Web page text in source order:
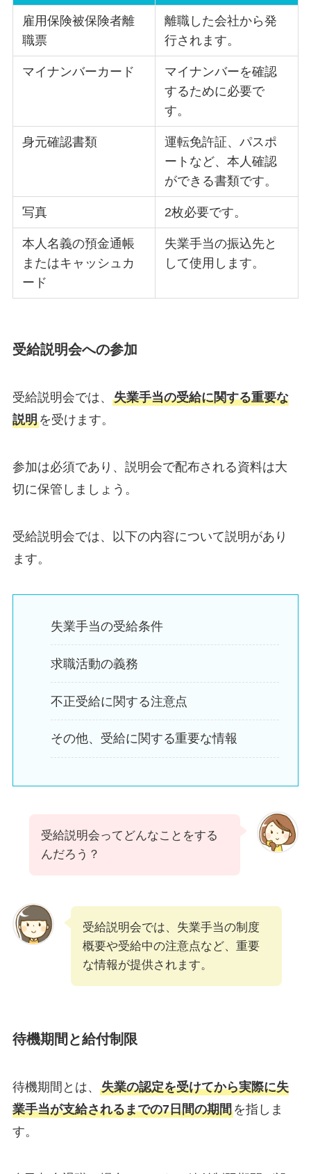
雇用保険被保険者離
職票
離職した会社から発
行されます。
マイナンバーカード
マイナンバーを確認
するために必要で
す。
身元確認書類
運転免許証、パスポ
ートなど、本人確認
ができる書類です。
写真 2枚必要です。
本人名義の預金通帳
またはキャッシュカ
ード
失業手当の振込先と
して使用します。
受給説明会への参加
受給説明会では、 失業手当の受給に関する重要な
説明を受けます。
参加は必須であり、説明会で配布される資料は大
切に保管しましょう。
受給説明会では、以下の内容について説明があり
ます。
失業手当の受給条件
求職活動の義務
不正受給に関する注意点
その他、受給に関する重要な情報
受給説明会ってどんなことをする
んだろう？
受給説明会では、失業手当の制度
概要や受給中の注意点など、重要
な情報が提供されます。
待機期間と給付制限
待機期間とは、 失業の認定を受けてから実際に失
業手当が支給されるまでの7日間の期間を指しま
す。